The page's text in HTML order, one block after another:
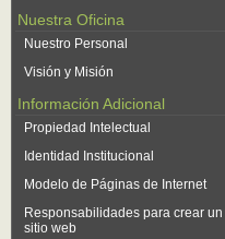
Nuestra Oficina
Nuestro Personal
Visión y Misión
Información Adicional
Propiedad Intelectual
Identidad Institucional
Modelo de Páginas de Internet
Responsabilidades para crear un
sitio web